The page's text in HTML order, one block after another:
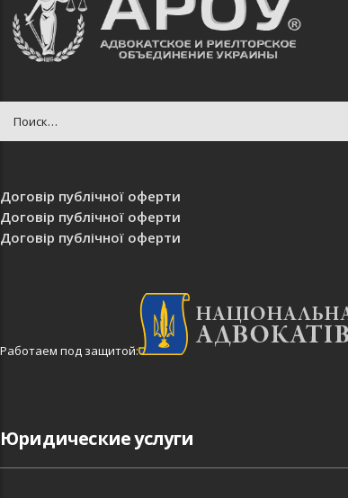
Договір публічної оферти
Договір публічної оферти
Договір публічної оферти
Работаем под защитой:
Юридические услуги